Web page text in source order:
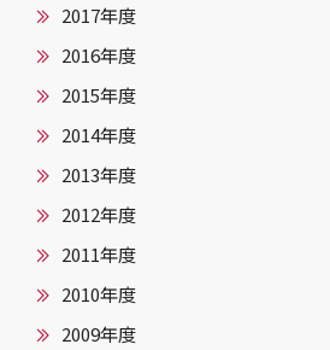
2017年度
2016年度
2015年度
2014年度
2013年度
2012年度
2011年度
2010年度
2009年度